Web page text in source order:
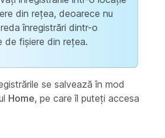
din rețea, deoarece nu
înregistrări dintr-o
de fișiere din rețea.
se salvează în mod
Home, pe care îl puteți accesa